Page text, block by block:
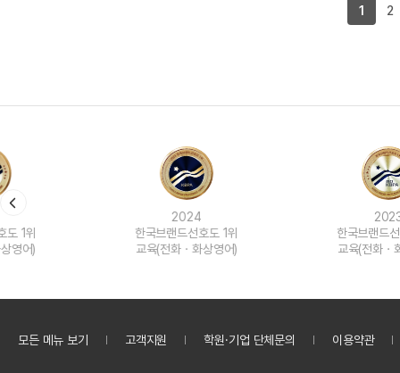
1 2
한국브랜드선호도 1위
교육(전화ㆍ화상영어)
한국브랜드선호도 1위
교육(전화ㆍ화상영어)
모든 메뉴 보기 고객지원 학원·기업 단체문의 이용약관